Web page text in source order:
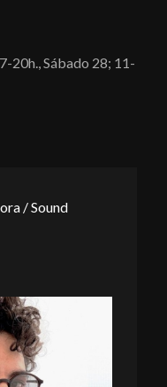
20h., Sábado 28; 11-
/ Sound